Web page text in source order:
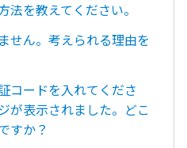
法を教えてください。
せん。考えられる理由を
コードを入れてくださ
が表示されました。どこ
すか？